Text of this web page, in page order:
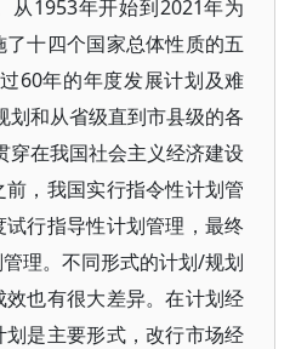
从1953年开始到2021年为
十四个国家总体性质的五
60年的年度发展计划及难
划和从省级直到市县级的各
穿在我国社会主义经济建设
，我国实行指令性计划管
行指导性计划管理，最终
理。不同形式的计划/规划
也有很大差异。在计划经
是主要形式，改行市场经